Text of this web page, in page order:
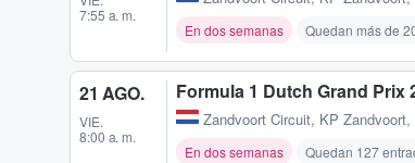
7:55 a. m.
En dos semanas Quedan más de
21 AGO.
VIE.
8:00 a. m.
Formula 1 Dutch Grand Prix
Zandvoort Circuit, KP
En dos semanas Quedan 127